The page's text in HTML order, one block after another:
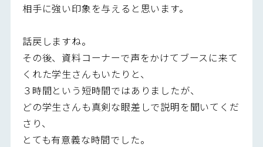
相手に強い印象を与えると思います。
話戻しますね。
その後、資料コーナーで声をかけてブースに来て
くれた学生さんもいたりと、
３時間という短時間ではありましたが、
どの学生さんも真剣な眼差しで説明を聞いてくだ
さり、
とても有意義な時間でした。